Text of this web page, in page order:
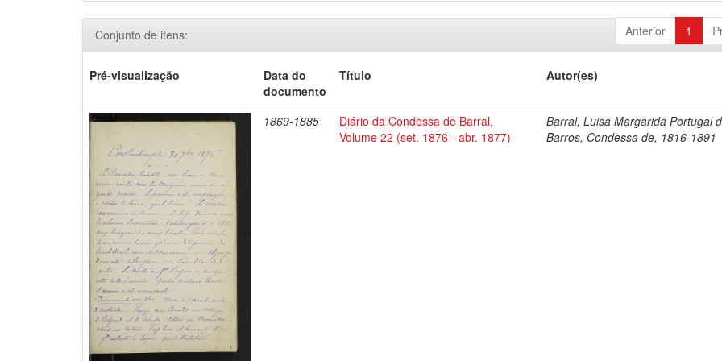
Anterior 1
Conjunto de itens:
Pré-visualização
Data do
documento
Título Autor(es)
1869-1885
Diário da Condessa de Barral,
Volume 22 (set. 1876 - abr. 1877)
Barral, Luisa Margarida Portugal
Barros, Condessa de, 1816-1891